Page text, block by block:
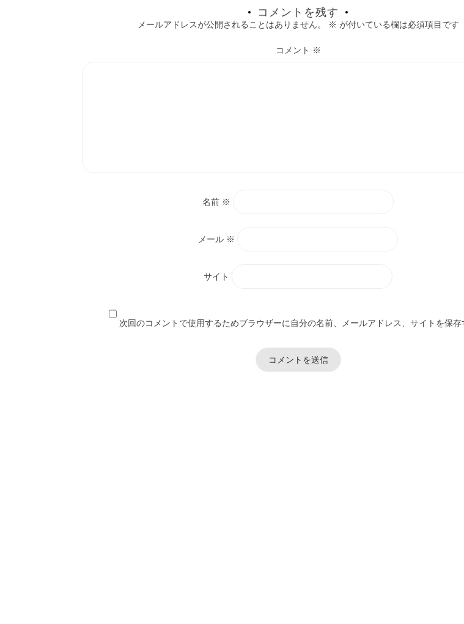
コメントを残す
メールアドレスが公開されることはありません。 ※ が付いている欄は必須項目です
コメント ※
名前 ※
メール ※
サイト
次回のコメントで使用するためブラウザーに自分の名前、メールアドレス、サイトを保存